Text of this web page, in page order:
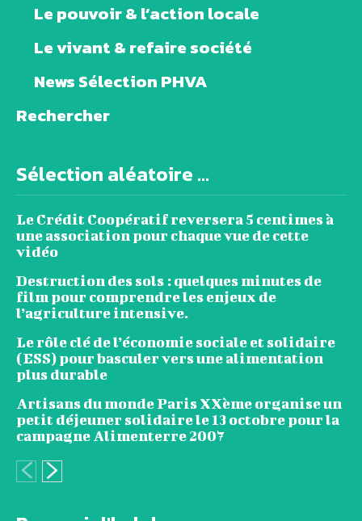
Le pouvoir & l’action locale
Le vivant & refaire société
News Sélection PHVA
Rechercher
Sélection aléatoire ...
Le Crédit Coopératif reversera 5 centimes à
une association pour chaque vue de cette
vidéo
Destruction des sols : quelques minutes de
film pour comprendre les enjeux de
l’agriculture intensive.
Le rôle clé de l’économie sociale et solidaire
(ESS) pour basculer vers une alimentation
plus durable
Artisans du monde Paris XXème organise un
petit déjeuner solidaire le 13 octobre pour la
campagne Alimenterre 2007